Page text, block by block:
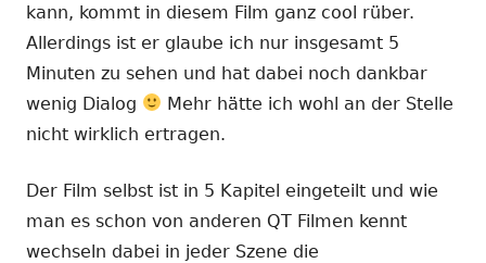
kann, kommt in diesem Film ganz cool rüber.
Allerdings ist er glaube ich nur insgesamt 5
Minuten zu sehen und hat dabei noch dankbar
wenig Dialog
Mehr hätte ich wohl an der Stelle
nicht wirklich ertragen.
Der Film selbst ist in 5 Kapitel eingeteilt und wie
man es schon von anderen QT Filmen kennt
wechseln dabei in jeder Szene die